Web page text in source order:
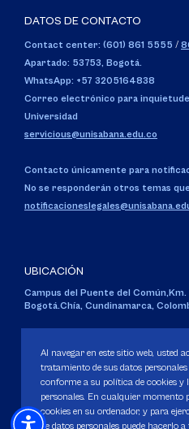
DATOS DE CONTACTO
Contact center: (601) 861 5555 /
Apartado: 53753, Bogotá.
WhatsApp: +57 3205164838
Correo electrónico para
Universidad
servicious@unisabana.edu.co
Contacto únicamente para
No se responderán otros temas
UBICACIÓN
Campus del Puente del Común,Km.
Bogotá.Chía, Cundinamarca,
Personería Jurídica:Resolución 130
Ministerio de Educación Nacional.
Al navegar en este sitio web, usted
tratamiento de sus datos
conforme a su política de cookies y
personales. En cualquier momento
cookies en su ordenador, y para
de datos personales puede hacerlo